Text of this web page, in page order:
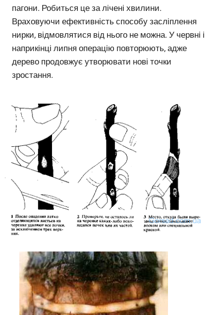
пагони. Робиться це за лічені хвилини.
Враховуючи ефективність способу засліплення
нирки, відмовлятися від нього не можна. У червні і
наприкінці липня операцію повторюють, адже
дерево продовжує утворювати нові точки
зростання.